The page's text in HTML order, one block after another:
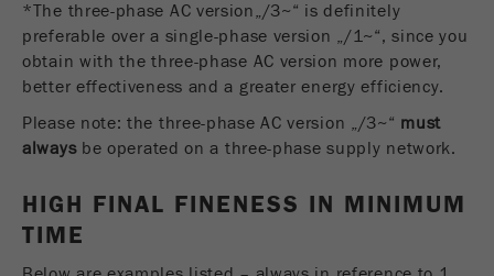
Propósito
puede determinar la información sobre la fuente
del visitante, la cookie no se modifica. De esta
manera, Google Analytics puede asociar
información de visitantes, como conversiones y
fuente de visitantes. La cookie no contiene
información histórica sobre fuentes de
Ciclo de
6 meses
*The three-phase AC version„/3~“ is definitely
preferable over a single-phase version „/1~“, since you
obtain with the three-phase AC version more power,
better effectiveness and a greater energy efficiency.
Please note: the three-phase AC version „/3~“ must
alwaysbe operated on a three-phase supply network.
HIGH FINAL FINENESS IN MINIMUM
TIME